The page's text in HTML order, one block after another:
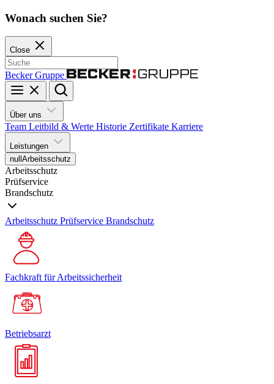
Wonach suchen Sie?
Close
Becker Gruppe
Über uns
Team Leitbild & Werte Historie Zertifikate Karriere
Leistungen
null Arbeitsschutz
Arbeitsschutz
Prüfservice
Brandschutz
Arbeitsschutz Prüfservice Brandschutz
Fachkraft für Arbeitssicherheit
Betriebsarzt